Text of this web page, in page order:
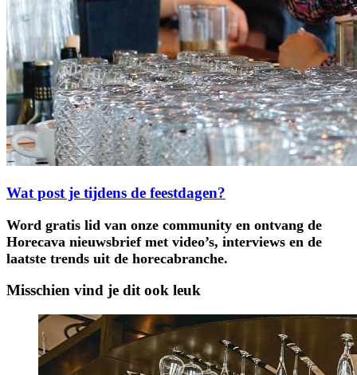
Wat post je tijdens de feestdagen?
Word gratis lid van onze community en ontvang de
Horecava nieuwsbrief met video’s, interviews en de
laatste trends uit de horecabranche.
Misschien vind je dit ook leuk